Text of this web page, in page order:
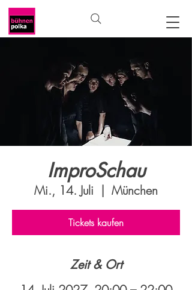
ImproSchau
Mi., 14. Juli
  |
München
Tickets kaufen
Zeit & Ort